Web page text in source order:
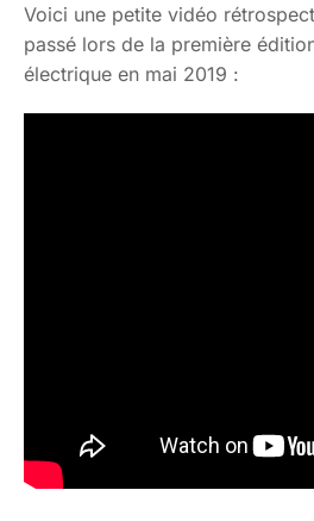
Voici une petite vidéo
passé lors de la première
électrique en mai 2019 :